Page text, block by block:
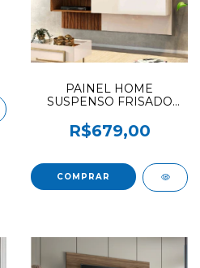
PAINEL HOME
SUSPENSO FRISADO
WHITE / FREIJO
R$679,00